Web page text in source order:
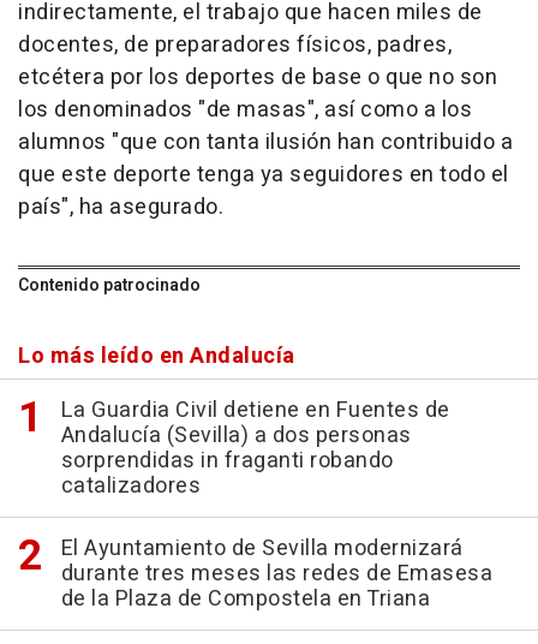
indirectamente, el trabajo que hacen miles de
docentes, de preparadores físicos, padres,
etcétera por los deportes de base o que no son
los denominados "de masas", así como a los
alumnos "que con tanta ilusión han contribuido a
que este deporte tenga ya seguidores en todo el
país", ha asegurado.
Contenido patrocinado
Lo más leído en Andalucía
La Guardia Civil detiene en Fuentes de
Andalucía (Sevilla) a dos personas
sorprendidas in fraganti robando
catalizadores
El Ayuntamiento de Sevilla modernizará
durante tres meses las redes de Emasesa
de la Plaza de Compostela en Triana